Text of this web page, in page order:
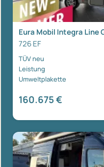
Eura Mobil Integra Line
726 EF
TÜV neu
Leistung
Umweltplakette
160.675 €